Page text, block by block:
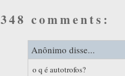
348 comments:
Anônimo disse...
o q é autotrofos?